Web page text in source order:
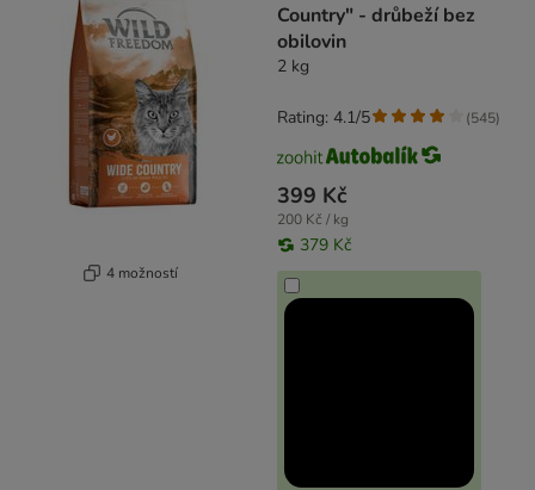
4 možností
Country" - drůbeží bez
obilovin
2 kg
399 Kč
200 Kč / kg
379 Kč
Rating: 4.1/5 (545)